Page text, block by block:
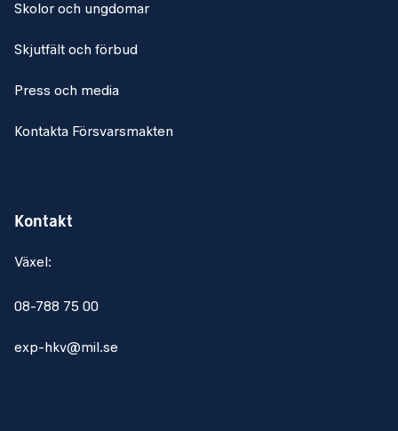
Skolor och ungdomar
Skjutfält och förbud
Press och media
Kontakta Försvarsmakten
Kontakt
Växel:
08-788 75 00
exp-hkv@mil.se